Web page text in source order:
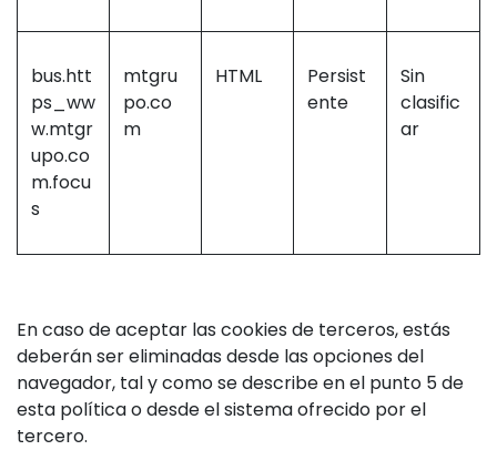
bus.htt
ps_ww
w.mtgr
upo.co
m.focu
s
mtgru
po.co
m
HTML
Persist
ente
Sin
clasific
ar
En caso de aceptar las cookies de terceros, estás
deberán ser eliminadas desde las opciones del
navegador, tal y como se describe en el punto 5 de
esta política o desde el sistema ofrecido por el
tercero.